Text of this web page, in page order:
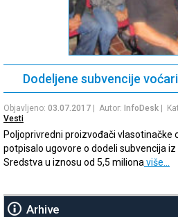
Dodeljene subvencije
Objavljeno: 03.07.2017 | Autor: InfoDesk |
Vesti
Poljoprivredni proizvođači vlasotinačke
potpisalo ugovore o dodeli subvencija
Sredstva u iznosu od 5,5 milionaviše…
Arhive